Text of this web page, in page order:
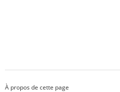
À propos de cette page